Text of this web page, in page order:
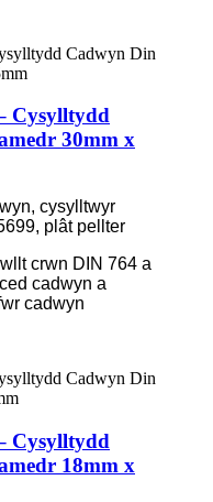
Cysylltydd
30mm x
cysylltwyr
plât pellter
crwn DIN 764 a
cadwyn a
cadwyn
Cysylltydd
18mm x